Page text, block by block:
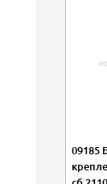
09185